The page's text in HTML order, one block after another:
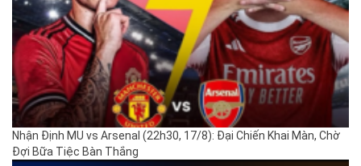
Nhận Định MU vs Arsenal (22h30, 17/8): Đại Chiến Khai Màn, Chờ
Đợi Bữa Tiệc Bàn Thắng